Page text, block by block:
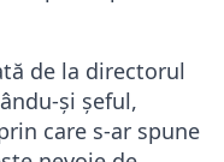
de la directorul
și șeful,
care s-ar spune